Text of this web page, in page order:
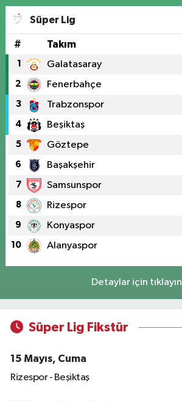
Süper Lig
# Takım
1 Galatasaray
2 Fenerbahçe
3 Trabzonspor
4 Beşiktaş
5 Göztepe
6 Başakşehir
7 Samsunspor
8 Rizespor
9 Konyaspor
10 Alanyaspor
Detaylar için tıklayın
Süper Lig Fikstür
15 Mayıs, Cuma
Rizespor - Beşiktaş